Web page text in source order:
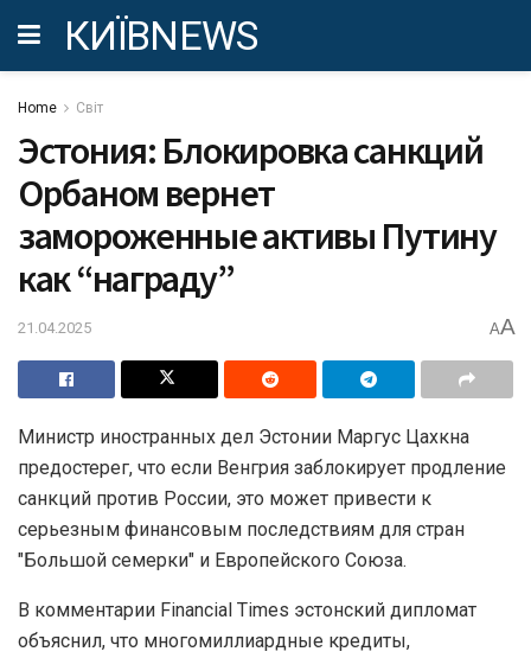
КИЇВNEWS
Home Світ
Эстония: Блокировка санкций
Орбаном вернет
замороженные активы Путину
как “награду”
21.04.2025 AA
Министр иностранных дел Эстонии Маргус Цахкна
предостерег, что если Венгрия заблокирует продление
санкций против России, это может привести к
серьезным финансовым последствиям для стран
"Большой семерки" и Европейского Союза.
В комментарии Financial Times эстонский дипломат
объяснил, что многомиллиардные кредиты,